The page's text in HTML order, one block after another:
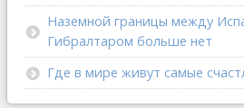
Наземной границы между
Гибралтаром больше нет
Где в мире живут самые